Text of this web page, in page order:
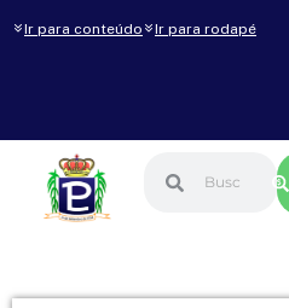
Ir para conteúdo Ir para rodapé